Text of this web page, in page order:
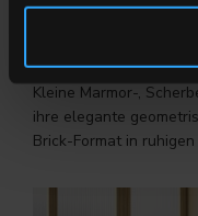
FRAMMENTI
Kleine Marmor-,
ihre elegante
Brick-Format in